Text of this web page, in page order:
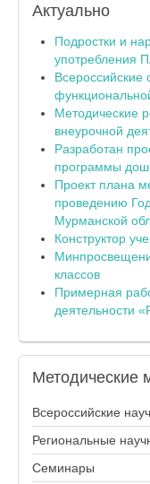
Актуально
Подростки и
употребления
Методические
внеурочной
Разработан
программы
Проект плана
проведению
Мурманской
Конструктор
классов
Примерная
деятельности
Методические
Всероссийские
Региональные
Семинары